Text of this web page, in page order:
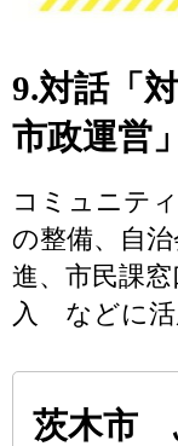
9.対話「
市政運営」
コミュニテ
の整備、自
進、市民課
入 などに活
茨木市